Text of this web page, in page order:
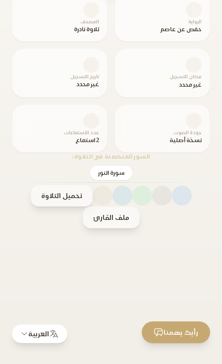
الرواية
حفص عن عاصم
المصحف
تلاوة نادرة
مكان التسجيل
غير محدد
تاريخ التسجيل
غير محدد
جودة الصوت
نسخة أصلية
عدد الاستماعات
2 استماع
السور المتضمنة في التلاوة:
سورة النور
تحميل التلاوة
ملف القارئ
العربية رأيك يهمنا